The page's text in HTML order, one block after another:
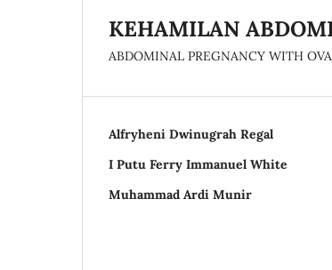
KEHAMILAN
ABDOMINAL PREGNANCY WITH
Alfryheni Dwinugrah Regal
I Putu Ferry Immanuel White
Muhammad Ardi Munir